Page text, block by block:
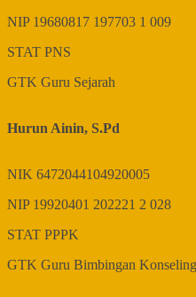
NIP 19680817 197703 1 009
STAT PNS
GTK Guru Sejarah
Hurun Ainin, S.Pd
NIK 6472044104920005
NIP 19920401 202221 2 028
STAT PPPK
GTK Guru Bimbingan Konseling